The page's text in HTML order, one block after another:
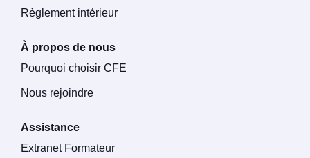
Règlement intérieur
À propos de nous
Pourquoi choisir CFE
Nous rejoindre
Assistance
Extranet Formateur